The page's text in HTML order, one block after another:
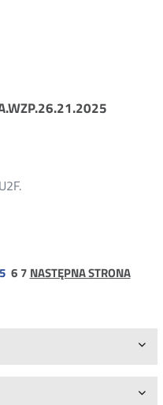
5 strona
6 strona
7 NASTĘPNA STRONA